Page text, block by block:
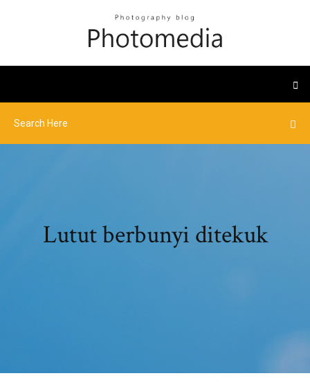
Lutut berbunyi ditekuk